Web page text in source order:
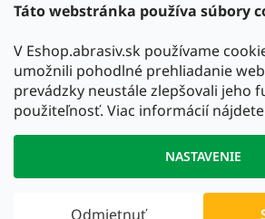
Táto webstránka používa súbory
V Eshop.abrasiv.sk používame
umožnili pohodlné prehliadanie
prevádzky neustále zlepšovali jeho
použiteľnosť. Viac informácií nájdete
NASTAVENIE
Odmietnuť
Prijímame online
Eshop.abrasiv.sk